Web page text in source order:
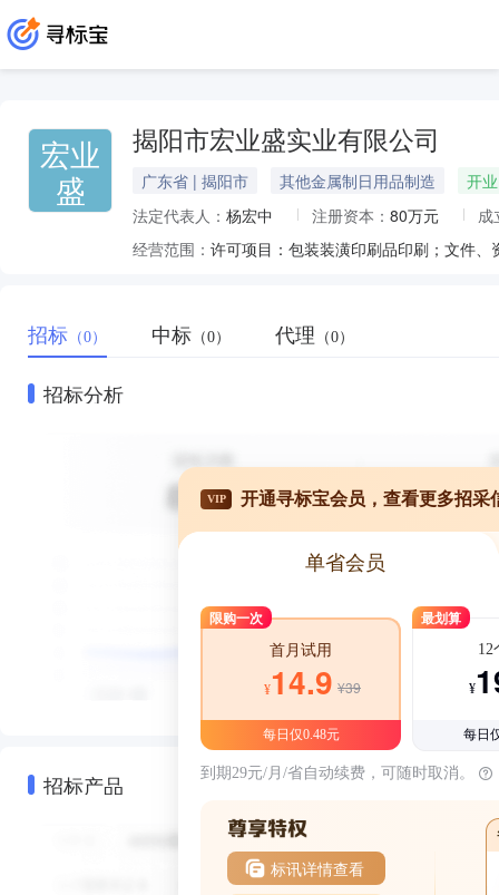
宏业
盛
揭阳市宏业盛实业有限公司
广东省 | 揭阳市 其他金属制日用品制造
开业
法定代表人： 杨宏中 注册资本： 80万元
成
经营范围：
招标 （0） 中标 （0） 代理 （0）
招标分析
招标产品
VIP 开通寻标宝会员，查看更多招采
单省会员
限购一次
首月试用
¥14.9 ¥39
每日仅0.48元
最划算
12
¥
每日
到期29元/月/省自动续费，可随时取消。
标讯详情查看